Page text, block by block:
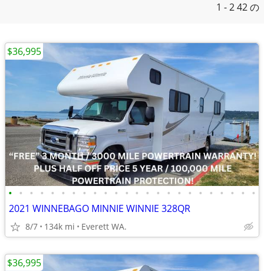
1 - 242 の
• • • • • • • • • • • • • • • • • • • • • • • •
2021 WINNEBAGO MINNIE WINNIE 328QR
8/7 134k mi Everett WA.
$36,995
$36,995